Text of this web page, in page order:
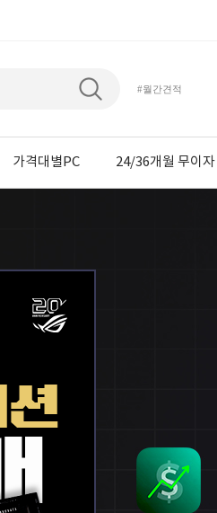
#월간견적
가격대별PC 24/36개월 무이자